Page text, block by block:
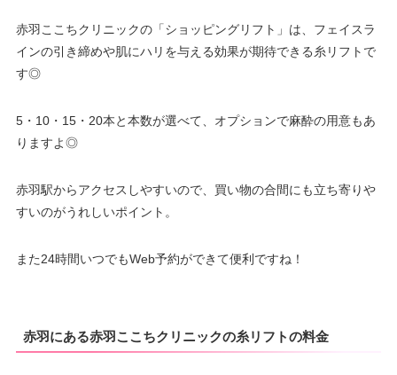
赤羽ここちクリニックの「ショッピングリフト」は、フェイスラ
インの引き締めや肌にハリを与える効果が期待できる糸リフトで
す◎
5・10・15・20本と本数が選べて、オプションで麻酔の用意もあ
りますよ◎
赤羽駅からアクセスしやすいので、買い物の合間にも立ち寄りや
すいのがうれしいポイント。
また24時間いつでもWeb予約ができて便利ですね！
赤羽にある赤羽ここちクリニックの糸リフトの料金